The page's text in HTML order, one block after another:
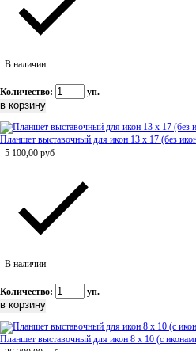
В наличии
Количество: уп.
Планшет выставочный для икон 13 х 17 (без
5 100,00 руб
В наличии
Количество: уп.
Планшет выставочный для икон 8 х 10 (с